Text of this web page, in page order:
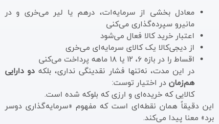
معادل بخشی از سرمایه‌ات، درهم یا لیر می‌خری و در
مانیرو سپرده‌گذاری می‌کنی
اعتبار خرید کالا فعال می‌شود
از دیجی‌کالا یک کالای سرمایه‌ای می‌خری
اقساط را در بازه ۶، ۱۲ یا ۱۸ ماهه پرداخت می‌کنی
در این مدت، نه‌تنها فشار نقدینگی نداری، بلکه دو دارایی
هم‌زمان در اختیار توست:
کالایی که خریده‌ای و ارزی که بلوکه شده است.
این دقیقاً همان نقطه‌ای است که مفهوم «سرمایه‌گذاری دوسر
برد» معنا پیدا می‌کند.